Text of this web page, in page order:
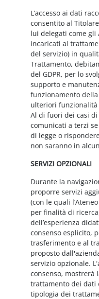
L’accesso ai dati
consentito al
lui delegati come
incaricati al
del servizio) in
Trattamento,
del GDPR, per lo
supporto e
funzionamento
ulteriori funzionalità
Al di fuori dei casi
comunicati a terzi
di legge o
non saranno in
SERVIZI OPZIONALI
Durante la
proporre servizi
(con le quali
per finalità di
dell’esperienza
consenso esplicito,
trasferimento e al
proposto
servizio opzionale.
consenso,
trattamento dei dati
tipologia dei